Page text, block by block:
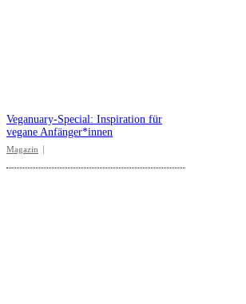
Veganuary-Special: Inspiration für
vegane Anfänger*innen
Magazin